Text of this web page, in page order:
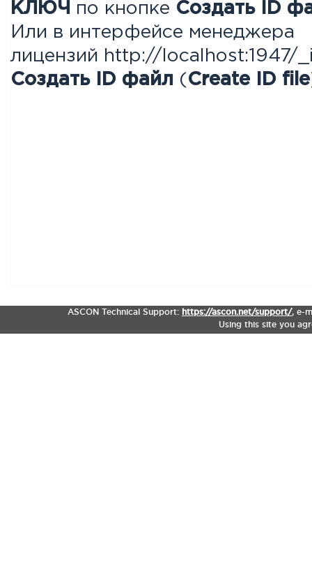
КЛЮЧ
по кнопке Создать ID
Или в интерфейсе менеджера
лицензий http://localhost:1947/
Создать ID файл ( Create ID file
ASCON Technical Support: https://ascon.net/support/, e-
Using this site you